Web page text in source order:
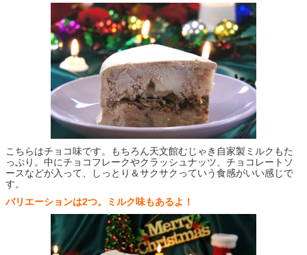
こちらはチョコ味です。もちろん天文館むじゃき自家製ミルクもた
っぷり。中にチョコフレークやクラッシュナッツ、チョコレートソ
ースなどが入って、しっとり＆サクサクっていう食感がいい感じで
す。
バリエーションは2つ。ミルク味もあるよ！